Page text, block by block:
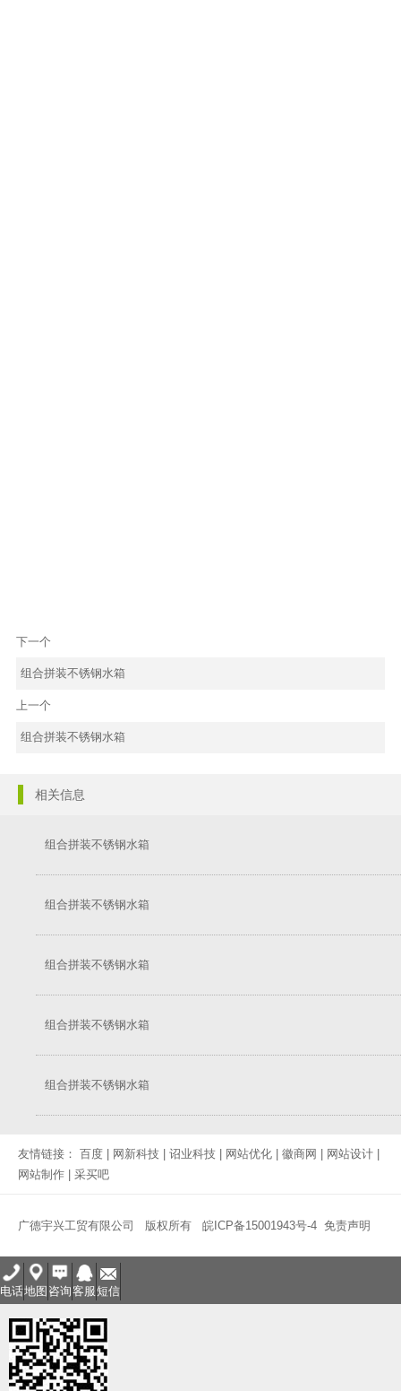
下一个
组合拼装不锈钢水箱
上一个
组合拼装不锈钢水箱
相关信息
组合拼装不锈钢水箱
组合拼装不锈钢水箱
组合拼装不锈钢水箱
组合拼装不锈钢水箱
组合拼装不锈钢水箱
友情链接： 百度 网新科技 诏业科技 网站优化 徽商网 网站设计
网站制作
采买吧
广德宇兴工贸有限公司 版权所有 皖ICP备15001943号-4 免责声明
电话地图 咨询客服短信